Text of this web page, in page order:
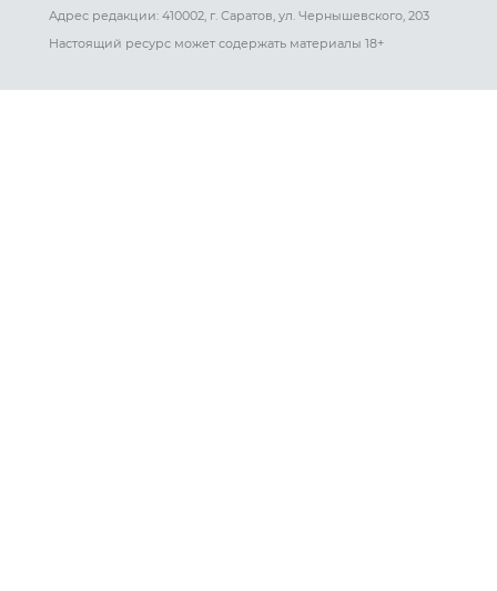
Адрес редакции: 410002, г. Саратов, ул. Чернышевского, 203
Настоящий ресурс может содержать материалы 18+